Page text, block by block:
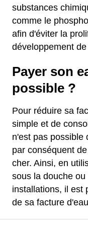
substances
comme le
afin d'éviter la
développement
Payer son
possible ?
Pour réduire sa
simple et de
n'est pas possible
par conséquent
cher. Ainsi, en
sous la douche
installations, il est
de sa facture